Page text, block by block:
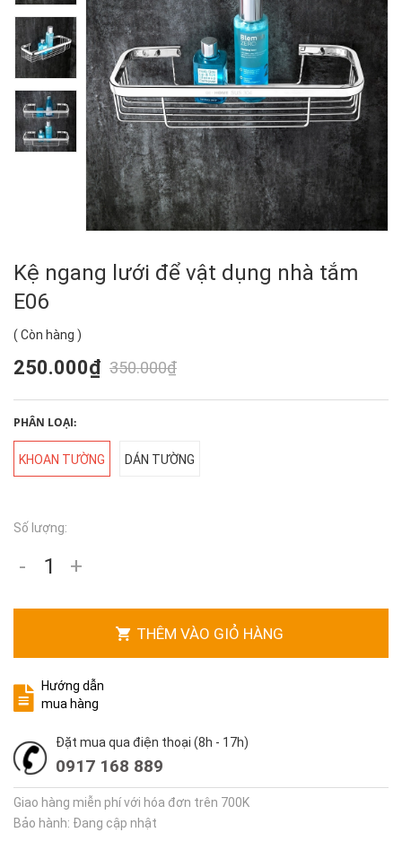
Kệ ngang lưới để vật dụng nhà tắm
E06
( Còn hàng )
250.000₫ 350.000₫
PHÂN LOẠI:
KHOAN TƯỜNG DÁN TƯỜNG
Số lượng:
- +
THÊM VÀO GIỎ HÀNG
Hướng dẫn
mua hàng
Đặt mua qua điện thoại (8h - 17h)
0917 168 889
Giao hàng miễn phí với hóa đơn trên 700K
Bảo hành: Đang cập nhật